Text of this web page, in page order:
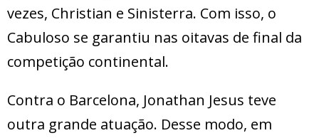
vezes, Christian e Sinisterra. Com isso, o
Cabuloso se garantiu nas oitavas de final da
competição continental.
Contra o Barcelona, Jonathan Jesus teve
outra grande atuação. Desse modo, em